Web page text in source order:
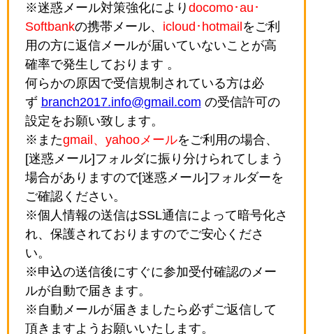
※迷惑メール対策強化により docomo･au･
Softbankの携帯メール、 icloud･hotmail をご利
用の方に返信メールが届いていないことが高
確率で発生しております 。
何らかの原因で受信規制されている方は必
ず branch2017.info@gmail.com の受信許可の
設定をお願い致します。
※またgmail、yahooメールをご利用の場合、
[迷惑メール]フォルダに振り分けられてしまう
場合がありますので[迷惑メール]フォルダーを
ご確認ください。
※個人情報の送信はSSL通信によって暗号化さ
れ、保護されておりますのでご安心くださ
い。
※申込の送信後にすぐに参加受付確認のメー
ルが自動で届きます。
※自動メールが届きましたら必ずご返信して
頂きますようお願いいたします。